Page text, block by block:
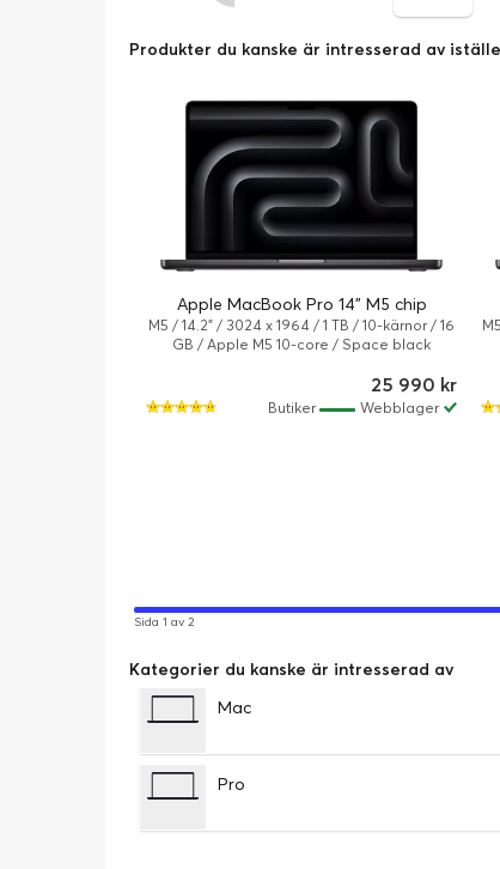
Produkter du kanske är intresserad av
Apple MacBook Pro 14" M5 chip
M5 / 14.2" / 3024 x 1964 / 1 TB / 10-kärnor / 16
GB / Apple M5 10-core / Space black
25 990 kr
Webblager
Butiker
Sida 1 av 2
Kategorier du kanske är intresserad av
Mac
Pro